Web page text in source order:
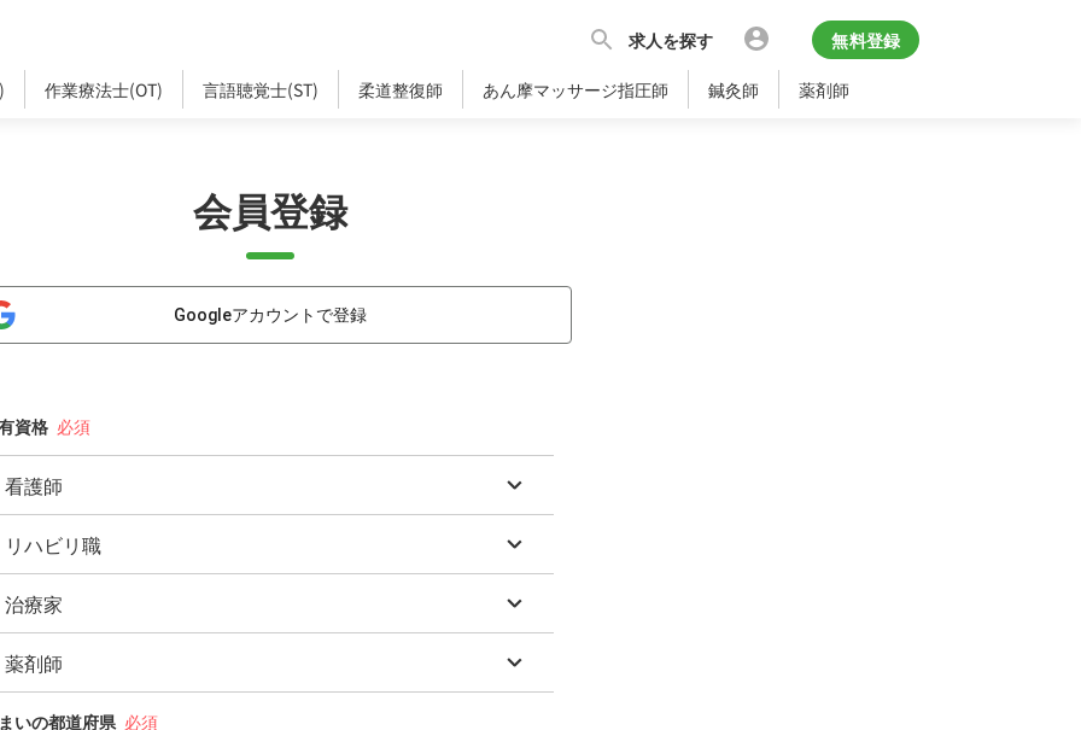
求人を探す 無料登録
作業療法士(OT) 言語聴覚士(ST) 柔道整復師 あん摩マッサージ指圧師 鍼灸師 薬剤師
会員登録
Googleアカウントで登録
資格
看護師
正看護師
准看護師
保健師
リハビリ職
理学療法士(PT)
作業療法士(OT)
治療家
柔道整復師
あん摩マッサージ指圧師
薬剤師
薬剤師
いの都道府県